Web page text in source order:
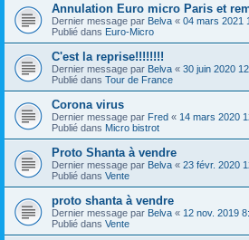
Annulation Euro micro Paris et
Dernier message par Belva « 04 mars 2021
Publié dans Euro-Micro
C'est la reprise!!!!!!!!
Dernier message par Belva « 30 juin 2020
Publié dans Tour de France
Corona virus
Dernier message par Fred « 14 mars 2020
Publié dans Micro bistrot
Proto Shanta à vendre
Dernier message par Belva « 23 févr. 2020
Publié dans Vente
proto shanta à vendre
Dernier message par Belva « 12 nov. 2019
Publié dans Vente